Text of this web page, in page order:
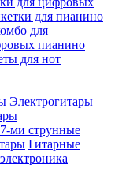
для пианино
для
пианино
для нот
Электрогитары
7-ми струнные
Гитарные